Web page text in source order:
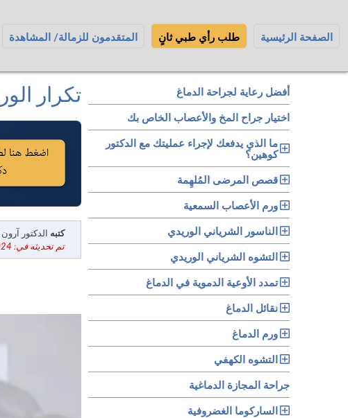
الصفحة الرئيسية طلب رأي طبي ثانٍ المتقدمون للزمالة/ المشاهدة
أفضل رعاية لجراحة الدماغ
اختيار جراح المخ والأعصاب الخاص بك
ما الذي يدفعك لإجراء عمليتك مع الدكتور
كوهين؟
قصص المرضى المُلهِمة
ورم الأعصاب السمعية
الناسور الشرياني الوريدي
التشوه الشرياني الوريدي
تمدد الأوعية الدموية في الدماغ
نقائل الدماغ
ورم الدماغ
التشوه الكهفي
جراحة المجازة الدماغية
الساركوما الغضروفية
تكرار
كتبه الدكتور آرون
تم تحديثه في: October 10, 2024